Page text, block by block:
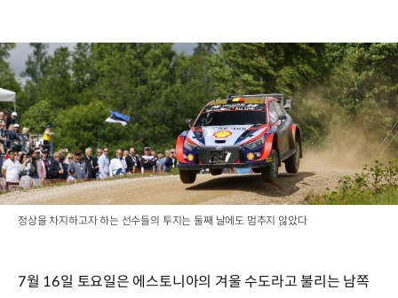
정상을 차지하고자 하는 선수들의 투지는 둘째 날에도 멈추지 않았다
7월 16일 토요일은 에스토니아의 겨울 수도라고 불리는 남쪽